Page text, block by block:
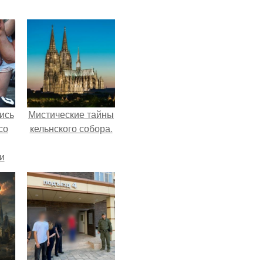
Мистические тайны
кельнского собора.